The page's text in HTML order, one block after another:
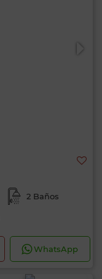
2 Baños
WhatsApp